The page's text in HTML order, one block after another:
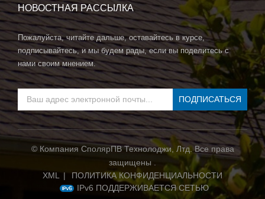
НОВОСТНАЯ РАССЫЛКА
Пожалуйста, читайте дальше, оставайтесь в курсе,
подписывайтесь, и мы будем рады, если вы поделитесь с
нами своим мнением.
© Компания СполярПВ Технолоджи, Лтд. Все права
защищены .
XML
|
ПОЛИТИКА КОНФИДЕНЦИАЛЬНОСТИ
IPv6 ПОДДЕРЖИВАЕТСЯ СЕТЬЮ